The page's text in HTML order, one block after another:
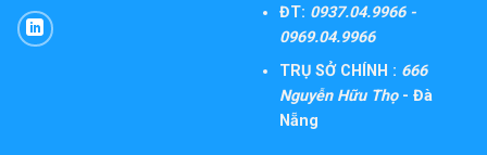
ĐT: 0937.04.9966 -
0969.04.9966
TRỤ SỞ CHÍNH : 666
Nguyễn Hữu Thọ- Đà
Nẵng